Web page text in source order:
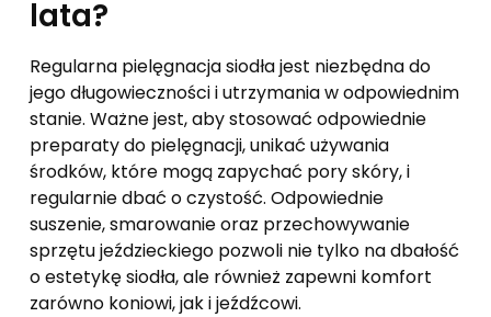
lata?
Regularna pielęgnacja siodła jest niezbędna do
jego długowieczności i utrzymania w odpowiednim
stanie. Ważne jest, aby stosować odpowiednie
preparaty do pielęgnacji, unikać używania
środków, które mogą zapychać pory skóry, i
regularnie dbać o czystość. Odpowiednie
suszenie, smarowanie oraz przechowywanie
sprzętu jeździeckiego pozwoli nie tylko na dbałość
o estetykę siodła, ale również zapewni komfort
zarówno koniowi, jak i jeźdźcowi.